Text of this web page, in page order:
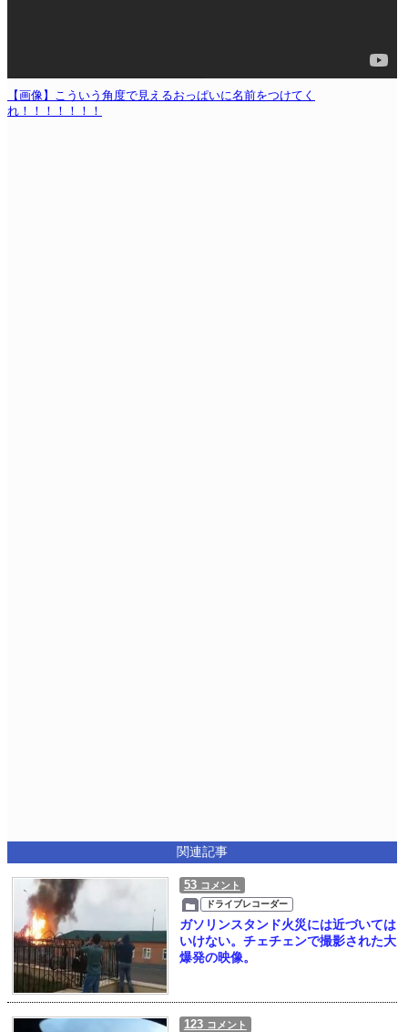
【画像】こういう角度で見えるおっぱいに名前をつけてく
れ！！！！！！！
関連記事
53 コメント
ドライブレコーダー
ガソリンスタンド火災には近づいては
いけない。チェチェンで撮影された大
爆発の映像。
123 コメント